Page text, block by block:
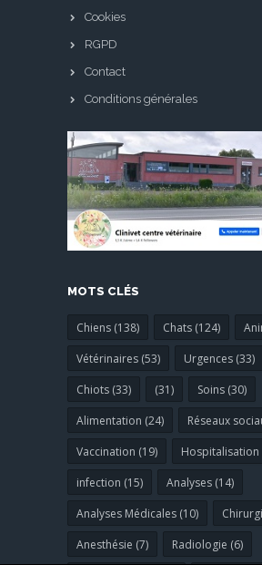
Cookies
RGPD
Contact
Conditions générales
MOTS CLÉS
Chiens (138) Chats (124)
Vétérinaires (53)
Urgences (33)
Chiots (33)
(31)
Soins (30)
Alimentation (24)
Réseaux
Vaccination (19)
Hospitalisation
infection (15)
Analyses (14)
Analyses Médicales (10)
Anesthésie (7)
Radiologie (6)